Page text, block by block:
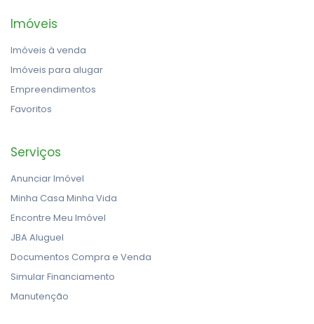
Imóveis
Imóveis à venda
Imóveis para alugar
Empreendimentos
Favoritos
Serviços
Anunciar Imóvel
Minha Casa Minha Vida
Encontre Meu Imóvel
JBA Aluguel
Documentos Compra e Venda
Simular Financiamento
Manutenção